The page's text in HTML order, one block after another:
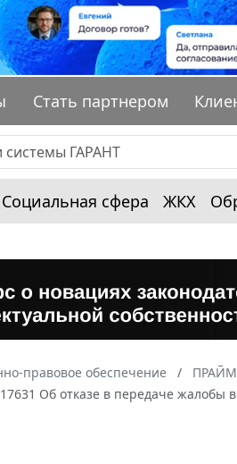
Стать партнером
Социальная сфера ЖКХ
правовое обеспечение ПРАЙМ
Об отказе в передаче